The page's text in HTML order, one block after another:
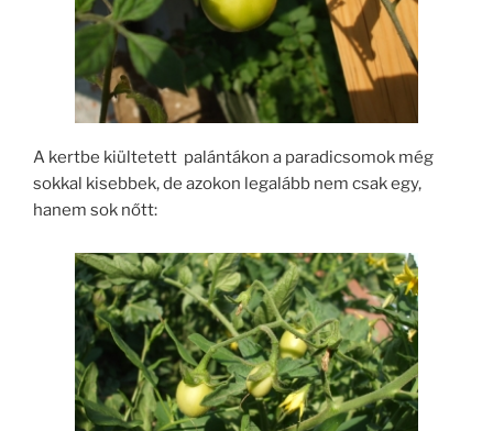
A kertbe kiültetett palántákon a paradicsomok még
sokkal kisebbek, de azokon legalább nem csak egy,
hanem sok nőtt: